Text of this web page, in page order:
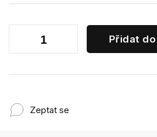
Přidat
Zeptat se